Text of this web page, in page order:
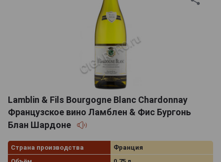
Lamblin & Fils Bourgogne Blanc Chardonnay
Французское вино Ламблен & Фис Бургонь
Блан Шардоне
Страна производства
Франция